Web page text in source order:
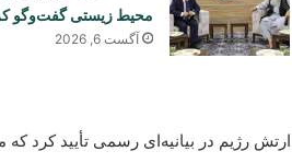
محیط زیستی گفت‌وگو
آگست 6, 2026
ارتش رژیم در بیانیه‌ای رسمی تأیید کرد